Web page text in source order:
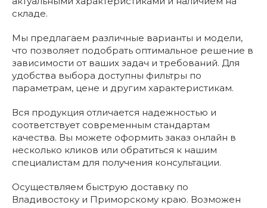
складе.
Мы предлагаем различные варианты и модели,
что позволяет подобрать оптимальное решение в
зависимости от ваших задач и требований. Для
удобства выбора доступны фильтры по
параметрам, цене и другим характеристикам.
Вся продукция отличается надежностью и
соответствует современным стандартам
качества. Вы можете оформить заказ онлайн в
несколько кликов или обратиться к нашим
специалистам для получения консультации.
Осуществляем быструю доставку по
Владивостоку и Приморскому краю. Возможен